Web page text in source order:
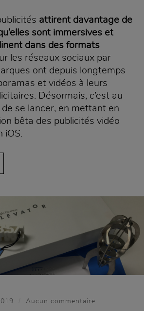
attirent davantage de
sont immersives et
dans des formats
les réseaux sociaux par
ont depuis longtemps
et vidéos à leurs
Désormais, c’est au
de se lancer, en mettant en
bêta des publicités vidéo
iOS.
Aucun commentaire